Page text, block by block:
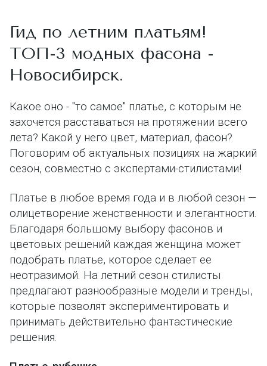
Гид по летним платьям!
ТОП-3 модных фасона -
Новосибирск.
Какое оно - "то самое" платье, с которым не
захочется расставаться на протяжении всего
лета? Какой у него цвет, материал, фасон?
Поговорим об актуальных позициях на жаркий
сезон, совместно с экспертами-стилистами!
Платье в любое время года и в любой сезон —
олицетворение женственности и элегантности.
Благодаря большому выбору фасонов и
цветовых решений каждая женщина может
подобрать платье, которое сделает ее
неотразимой. На летний сезон стилисты
предлагают разнообразные модели и тренды,
которые позволят экспериментировать и
принимать действительно фантастические
решения.